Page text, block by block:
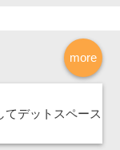
more
てデットスペース